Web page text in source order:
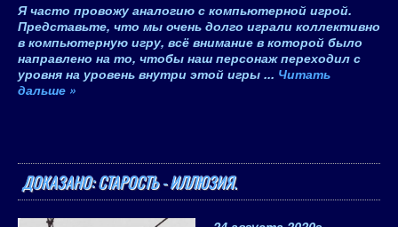
Я часто провожу аналогию с компьютерной игрой.
Представьте, что мы очень долго играли коллективно
в компьютерную игру, всё внимание в которой было
направлено на то, чтобы наш персонаж переходил с
уровня на уровень внутри этой игры ... Читать
дальше »
ДОКАЗАНО: СТАРОСТЬ - ИЛЛЮЗИЯ.